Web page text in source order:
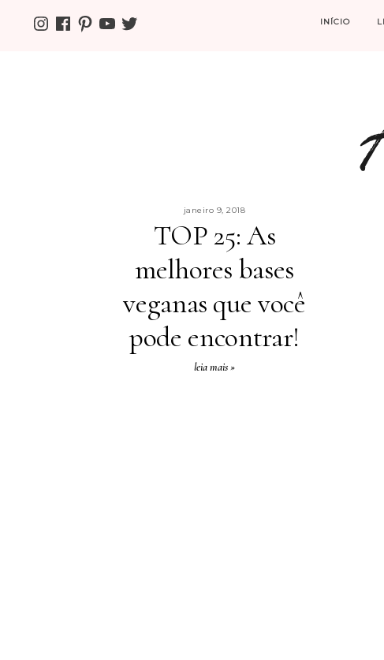
INSTAGRAM
FACEBOOK
PINTEREST
YOUTUBETWITTER INÍCIO
janeiro 9, 2018
TOP 25: As
melhores bases
veganas que você
pode encontrar!
leia mais »